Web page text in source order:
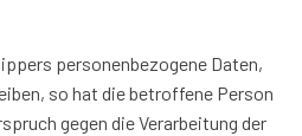
personenbezogene Daten,
so hat die betroffene Person
gegen die Verarbeitung der